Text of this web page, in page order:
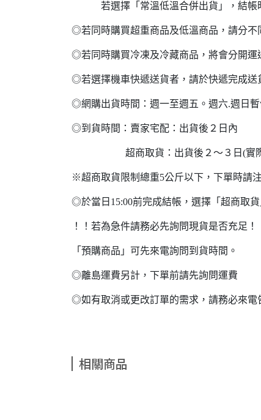
若選擇「常溫低溫合併出貨」，結帳
◎若同時購買超重商品及低溫商品，請分不
◎若同時購買冷凍及冷藏商品，將會分開運
◎若選擇機車快遞送貨者，請於快遞完成送
◎網購出貨時間：週一至週五。週六.週日暫
◎到貨時間：賣家宅配：出貨後２
超商取貨：出貨後２～３日(實際
※超商取貨限制總重5公斤以下，下單時請
◎於當日15:00前完成結帳，選擇「超商取
！！若為急件請務必先詢問現貨是否充足！
「預購商品」可先來電詢問到貨時間。
◎離島運費另計，下單前請先詢問運費
◎如有取消或更改訂單的需求，請務必來電
相關商品